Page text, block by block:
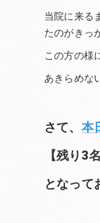
当院に来る
たのがきっ
この方の様
あきらめな
さて、 本
【残り3
となって